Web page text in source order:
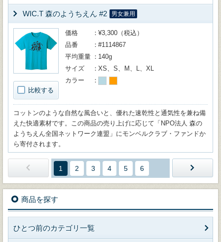
WIC.T 森のようちえん #2 男女兼用
比較する
価格
¥3,300（税込）
品番
#1114867
平均重量
140g
サイズ
XS、S、M、L、XL
カラー
コットンのような自然な風合いと、優れた速乾性と通気性を兼ね備
えた快適素材です。この商品の売り上げに応じて「NPO法人 森の
ようちえん全国ネットワーク連盟」にモンベルクラブ・ファンドか
ら寄付されます。
1 2 3 4 5 6
商品を探す
ひとつ前のカテゴリ一覧